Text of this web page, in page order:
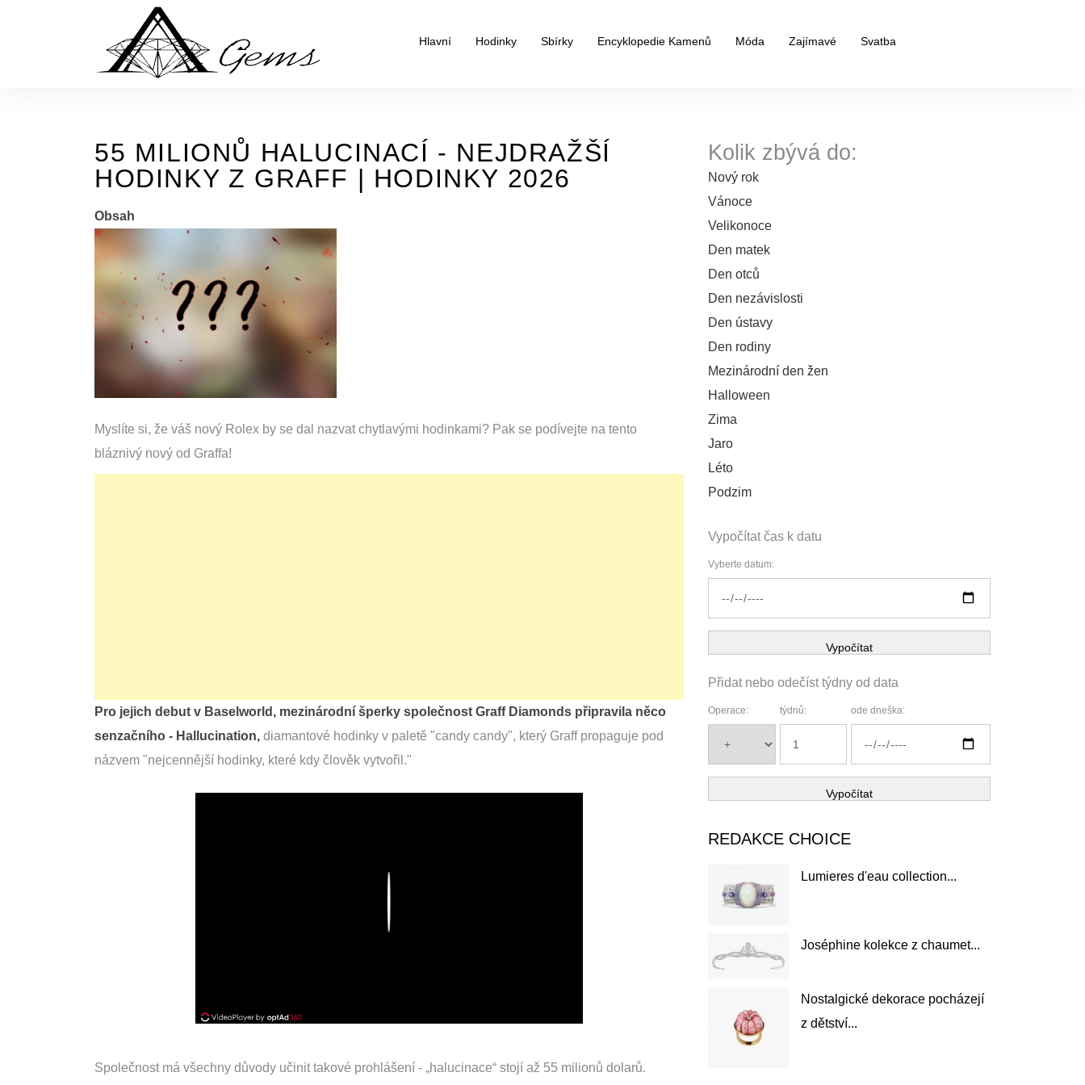
Hlavní Hodinky Sbírky Encyklopedie Kamenů Móda Zajímavé Svatba
55 MILIONŮ HALUCINACÍ - NEJDRAŽŠÍ
HODINKY Z GRAFF | HODINKY 2026
Obsah
Myslíte si, že váš nový Rolex by se dal nazvat chytlavými hodinkami? Pak se podívejte na tento
bláznivý nový od Graffa!
Pro jejich debut v Baselworld, mezinárodní šperky společnost Graff Diamonds připravila něco
senzačního - Hallucination, diamantové hodinky v paletě "candy candy", který Graff propaguje pod
názvem "nejcennější hodinky, které kdy člověk vytvořil."
Společnost má všechny důvody učinit takové prohlášení - „halucinace“ stojí až 55 milionů dolarů.
Kolik zbývá do:
Nový rok
Vánoce
Velikonoce
Den matek
Den otců
Den nezávislosti
Den ústavy
Den rodiny
Mezinárodní den žen
Halloween
Zima
Jaro
Léto
Podzim
Vypočítat čas k datu
Vyberte datum:
Vypočítat
Přidat nebo odečíst týdny od data
Operace: týdnů: ode dneška:
Vypočítat
REDAKCE CHOICE
Lumieres d'eau collection...
Joséphine kolekce z chaumet...
Nostalgické dekorace pocházejí
z dětství...